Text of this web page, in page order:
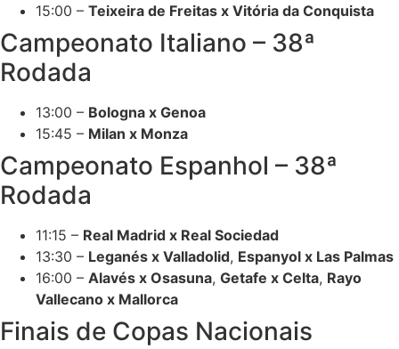
15:00 – Teixeira de Freitas x Vitória da Conquista
Campeonato Italiano – 38ª
Rodada
13:00 – Bologna x Genoa
15:45 – Milan x Monza
Campeonato Espanhol – 38ª
Rodada
11:15 – Real Madrid x Real Sociedad
13:30 – Leganés x Valladolid, Espanyol x Las Palmas
16:00 – Alavés x Osasuna, Getafe x Celta, Rayo
Vallecano x Mallorca
Finais de Copas Nacionais